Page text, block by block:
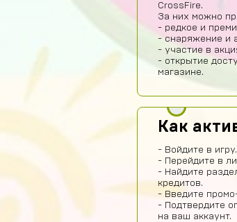
CrossFire.
За них можно
- редкое и
- снаряжение и
- участие в
- открытие
магазине.
Как
- Войдите в игру.
- Перейдите в
- Найдите
кредитов.
- Введите
- Подтвердите
на ваш аккаунт.